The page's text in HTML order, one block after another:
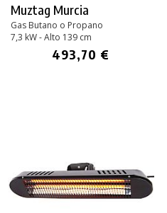
Muztag Murcia
Gas Butano o Propano
7,3 kW - Alto 139 cm
493,70 €